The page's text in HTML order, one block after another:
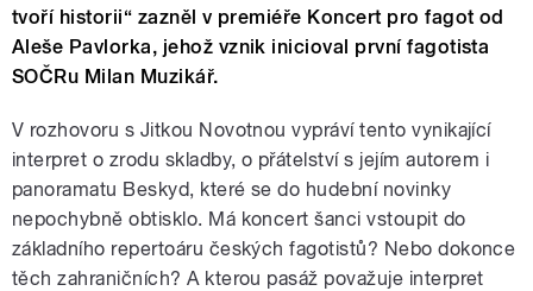
tvoří historii“ zazněl v premiéře Koncert pro fagot od
Aleše Pavlorka, jehož vznik inicioval první fagotista
SOČRu Milan Muzikář.
V rozhovoru s Jitkou Novotnou vypráví tento vynikající
interpret o zrodu skladby, o přátelství s jejím autorem i
panoramatu Beskyd, které se do hudební novinky
nepochybně obtisklo. Má koncert šanci vstoupit do
základního repertoáru českých fagotistů? Nebo dokonce
těch zahraničních? A kterou pasáž považuje interpret